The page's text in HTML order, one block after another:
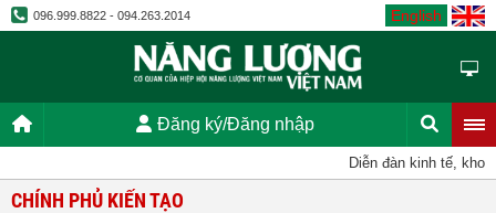
096.999.8822 - 094.263.2014 English
Đăng ký/Đăng nhập
Diễn đàn kinh tế,
CHÍNH PHỦ KIẾN TẠO